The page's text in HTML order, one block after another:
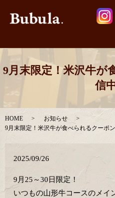
9月末限定！米沢牛が
信
HOME
お知らせ
9月末限定！米沢牛が食べられるクーポン
2025/09/26
9月25～30日限定！
いつもの山形牛コースのメイ